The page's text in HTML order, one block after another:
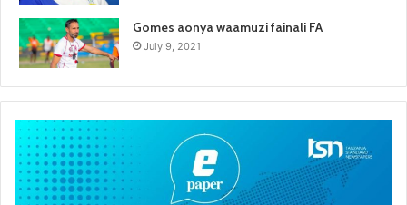
Gomes aonya waamuzi fainali FA
July 9, 2021